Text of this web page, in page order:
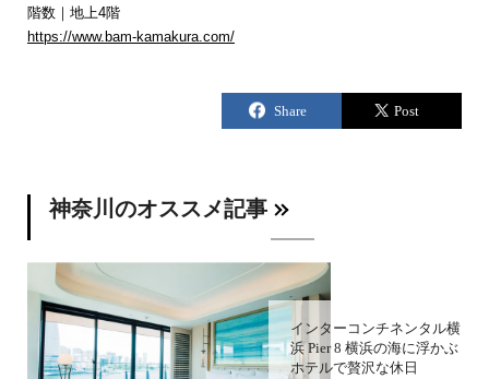
階数｜地上4階
https://www.bam-kamakura.com/
神奈川のオススメ記事
インターコンチネンタル横
浜 Pier 8 横浜の海に浮かぶ
ホテルで贅沢な休日